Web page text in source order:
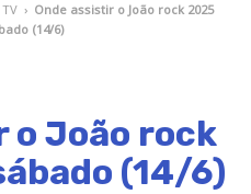
› Onde assistir o João rock 2025
(14/6)
o João rock
(14/6)